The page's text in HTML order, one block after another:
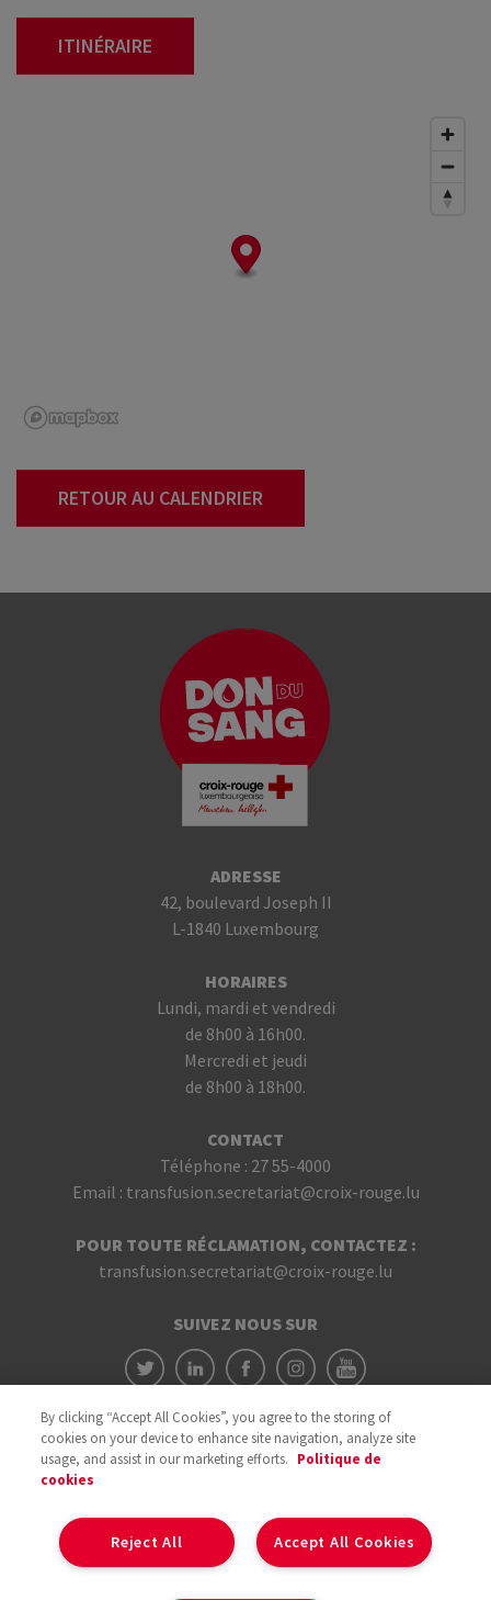
ITINÉRAIRE
RETOUR AU CALENDRIER
ADRESSE
42, boulevard Joseph II
L-1840 Luxembourg
HORAIRES
Lundi, mardi et vendredi
de 8h00 à 16h00.
Mercredi et jeudi
de 8h00 à 18h00.
CONTACT
Téléphone : 27 55-4000
Email : transfusion.secretariat@croix-rouge.lu
POUR TOUTE RÉCLAMATION, CONTACTEZ :
transfusion.secretariat@croix-rouge.lu
SUIVEZ NOUS SUR
By clicking “Accept All Cookies”, you agree to the storing of
cookies on your device to enhance site navigation, analyze site
usage, and assist in our marketing efforts. Politique de
cookies
Accept All Cookies
Reject All